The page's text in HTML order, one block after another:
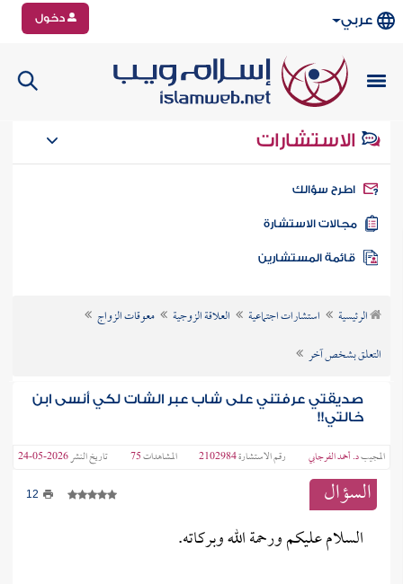
عربي دخول
الاستشارات
سؤالك
الاستشارة
الرئيسية استشارات اجتماعية العلاقة الزوجية
معوقات الزواج
التعلق بشخص آخر
صديقتي عرفتني على شاب عبر الشات لكي أنسى ابن
خالتي!!
المجيبد. أحمد الفرجابي رقم الاستشارة2102984 المشاهدات75 تاريخ النشر2026-05-24
السؤال 12
السلام عليكم ورحمة الله وبركاته.